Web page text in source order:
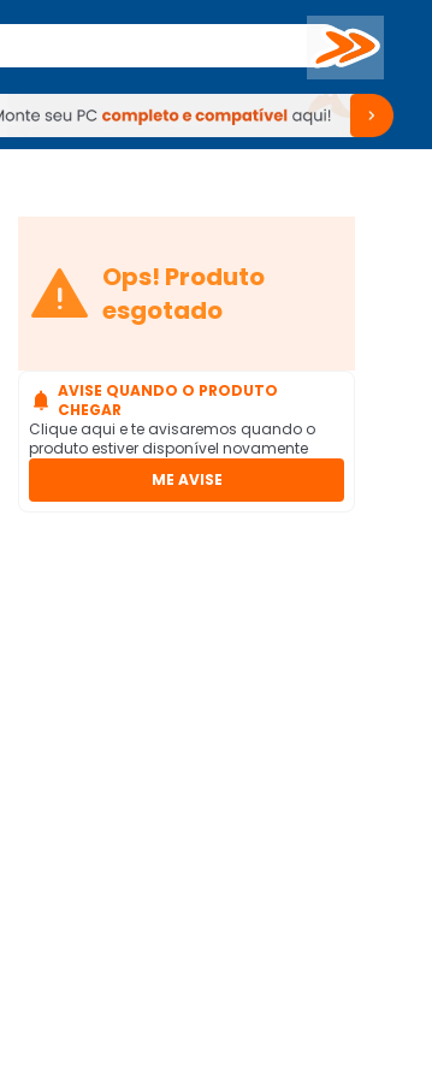
Buscar
Periféricos TV Venda no KaBuM!
TV Venda no KaBuM!
 Ops! Produto
esgotado
 AVISE QUANDO O PRODUTO
CHEGAR
Clique aqui e te avisaremos quando o
produto estiver disponível novamente
ME AVISE